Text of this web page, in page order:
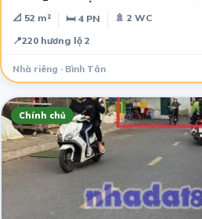
📐 52 m² 🛏 4 PN
🚿 2 WC
📍220 hương lộ 2
Nhà riêng · Bình Tân
Chính chủ